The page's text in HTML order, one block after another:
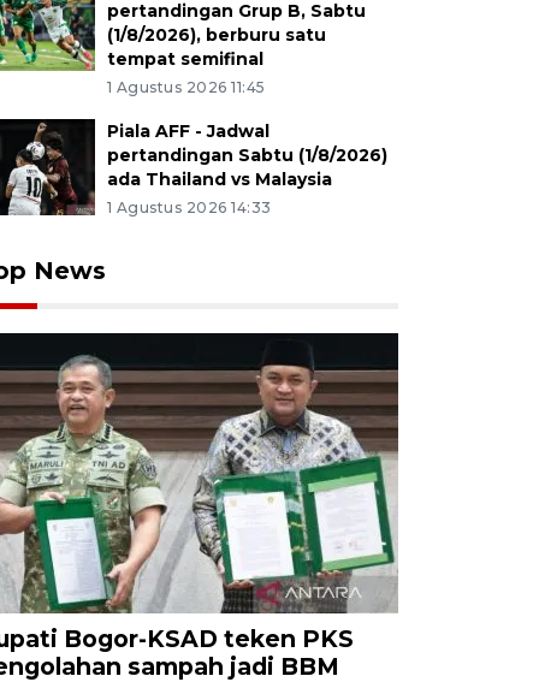
pertandingan Grup B, Sabtu
(1/8/2026), berburu satu
tempat semifinal
1 Agustus 2026 11:45
Piala AFF - Jadwal
pertandingan Sabtu (1/8/2026)
ada Thailand vs Malaysia
1 Agustus 2026 14:33
News
Bogor-KSAD teken PKS
sampah jadi BBM